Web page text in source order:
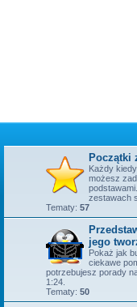
Początki
Każdy
możesz
zestawach
Tematy: 57
jego
Pokaż jak
ciekawe
potrzebujesz porady
1:24.
Tematy: 50